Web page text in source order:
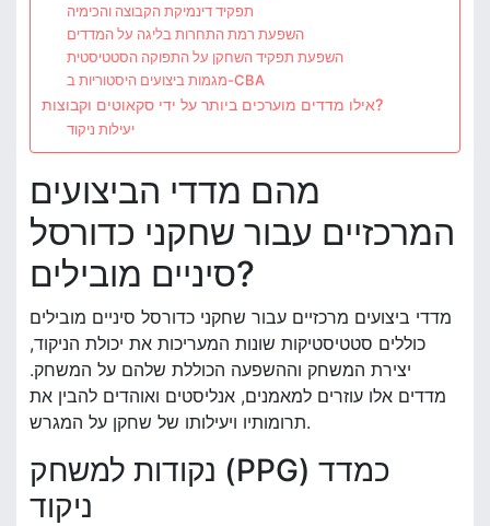
תפקיד דינמיקת הקבוצה והכימיה
השפעת רמת התחרות בליגה על המדדים
השפעת תפקיד השחקן על התפוקה הסטטיסטית
מגמות ביצועים היסטוריות ב-CBA
אילו מדדים מוערכים ביותר על ידי סקאוטים וקבוצות?
יעילות ניקוד
מהם מדדי הביצועים
המרכזיים עבור שחקני כדורסל
סיניים מובילים?
מדדי ביצועים מרכזיים עבור שחקני כדורסל סיניים מובילים
כוללים סטטיסטיקות שונות המעריכות את יכולת הניקוד,
יצירת המשחק וההשפעה הכוללת שלהם על המשחק.
מדדים אלו עוזרים למאמנים, אנליסטים ואוהדים להבין את
תרומותיו ויעילותו של שחקן על המגרש.
נקודות למשחק (PPG) כמדד
ניקוד